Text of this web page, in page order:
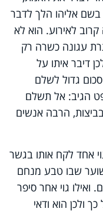
בשם אליהו הלך לדבר
לאירוע. הוא לא
עגונה כשרה רק
דיבר איתו על
גדול לשלם
הגיב: אל תשלם
הרבה אנשים
אחד לקח אותו בגשר
שבו טבע מנחם
ואילו גוי אחר סיפר
ולכן הוא ודאי